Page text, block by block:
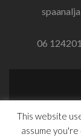
06
This website
assume